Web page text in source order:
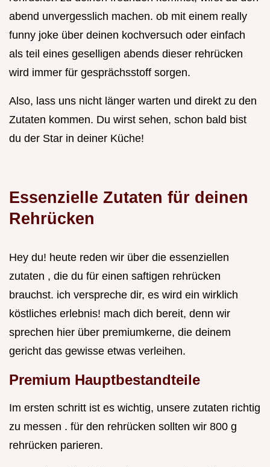
abend unvergesslich machen. ob mit einem really
funny joke über deinen kochversuch oder einfach
als teil eines geselligen abends dieser rehrücken
wird immer für gesprächsstoff sorgen.
Also, lass uns nicht länger warten und direkt zu den
Zutaten kommen. Du wirst sehen, schon bald bist
du der Star in deiner Küche!
Essenzielle Zutaten für deinen
Rehrücken
Hey du! heute reden wir über die essenziellen
zutaten , die du für einen saftigen rehrücken
brauchst. ich verspreche dir, es wird ein wirklich
köstliches erlebnis! mach dich bereit, denn wir
sprechen hier über premiumkerne, die deinem
gericht das gewisse etwas verleihen.
Premium Hauptbestandteile
Im ersten schritt ist es wichtig, unsere zutaten richtig
zu messen . für den rehrücken sollten wir 800 g
rehrücken parieren.